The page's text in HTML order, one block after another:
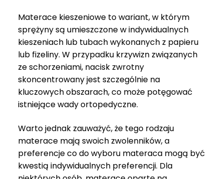
Materace kieszeniowe to wariant, w którym
sprężyny są umieszczone w indywidualnych
kieszeniach lub tubach wykonanych z papieru
lub fizeliny. W przypadku krzywizn związanych
ze schorzeniami, nacisk zwrotny
skoncentrowany jest szczególnie na
kluczowych obszarach, co może potęgować
istniejące wady ortopedyczne.
Warto jednak zauważyć, że tego rodzaju
materace mają swoich zwolenników, a
preferencje co do wyboru materaca mogą być
kwestią indywidualnych preferencji. Dla